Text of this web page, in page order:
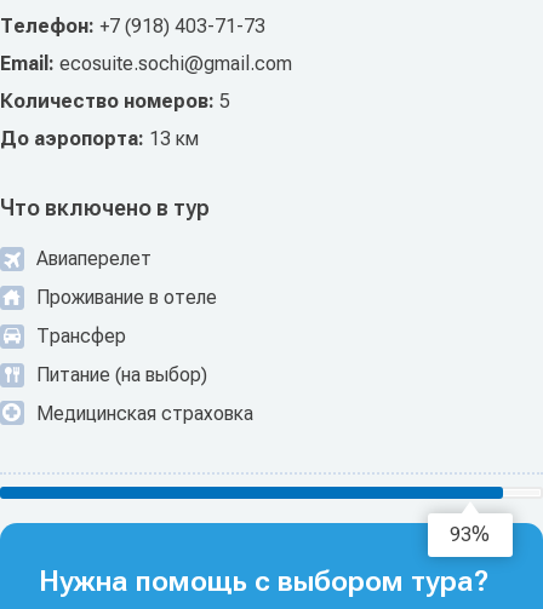
Телефон: +7 (918) 403-71-73
Email: ecosuite.sochi@gmail.com
Количество номеров: 5
До аэропорта: 13 км
Что включено в тур
Авиаперелет
Проживание в отеле
Трансфер
Питание (на выбор)
Медицинская страховка
94%
Нужна помощь с выбором тура?